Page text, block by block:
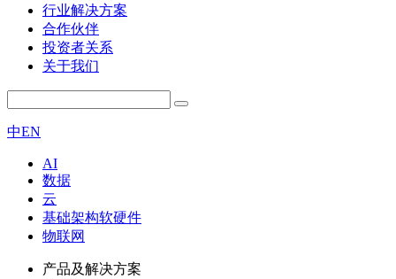
行业解决方案
合作伙伴
投资者关系
关于我们
中EN
AI
数据
云
基础架构软硬件
物联网
产品及解决方案